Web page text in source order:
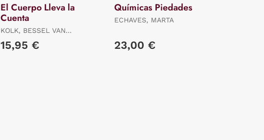
El Cuerpo Lleva la
Cuenta
KOLK, BESSEL VAN
DER
15,95 €
Químicas Piedades
ECHAVES, MARTA
23,00 €